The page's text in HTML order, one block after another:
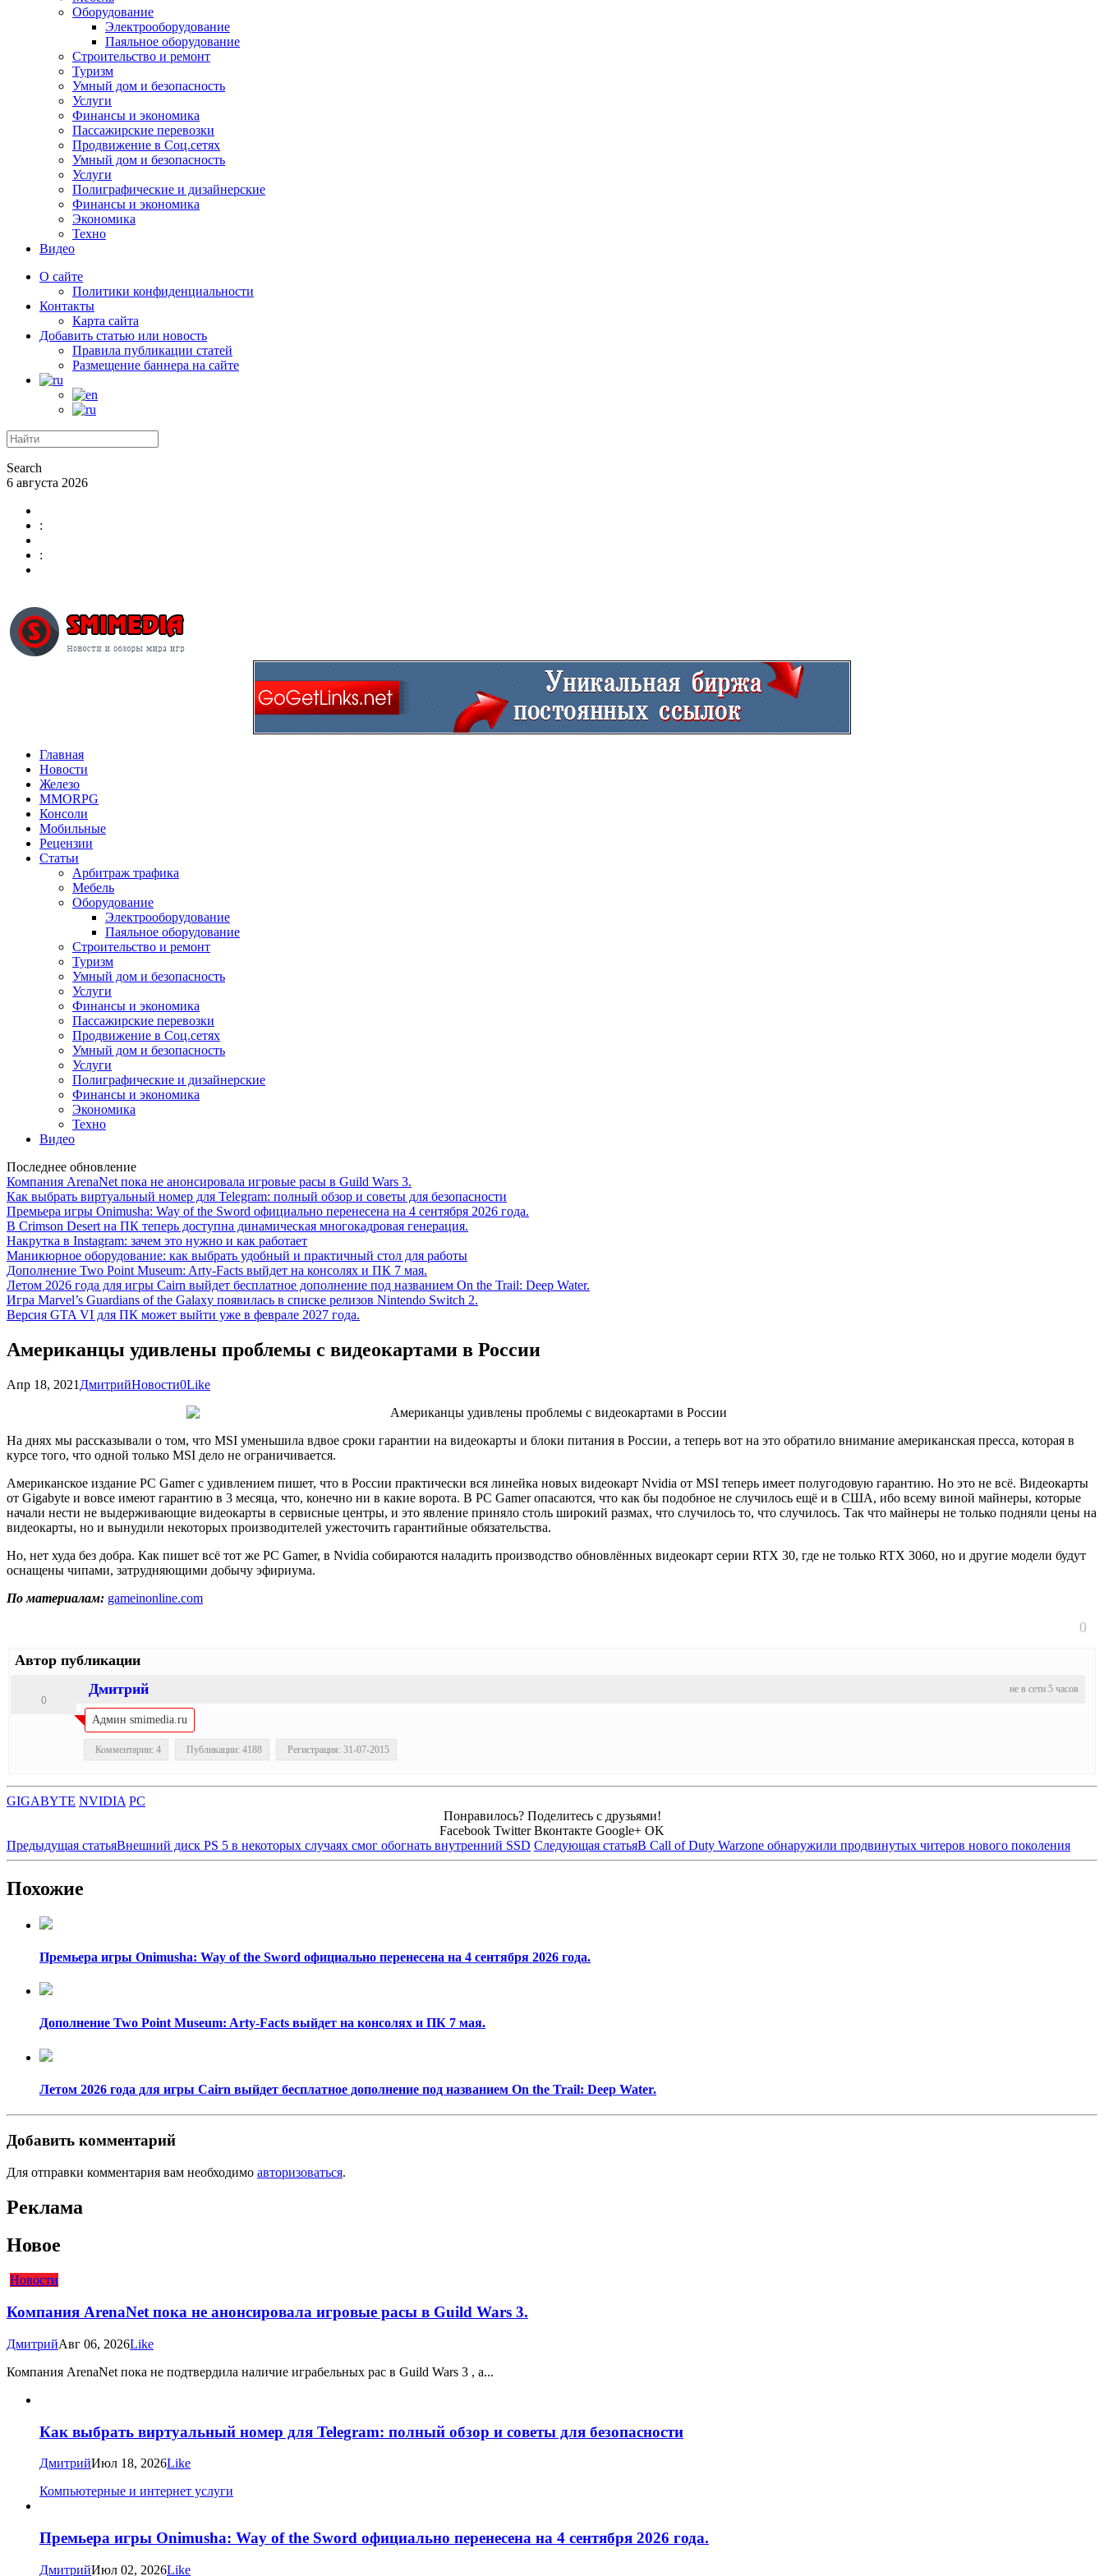
Оборудование
Электрооборудование
Паяльное оборудование
Строительство и ремонт
Туризм
Умный дом и безопасность
Услуги
Финансы и экономика
Пассажирские перевозки
Продвижение в Соц.сетях
Умный дом и безопасность
Услуги
Полиграфические и дизайнерские
Финансы и экономика
Экономика
Техно
Видео
О сайте
Политики конфиденциальности
Контакты
Карта сайта
Добавить статью или новость
Правила публикации статей
Размещение баннера на сайте
Search
6 августа 2026
:
:
Главная
Новости
Железо
MMORPG
Консоли
Мобильные
Рецензии
Статьи
Арбитраж трафика
Мебель
Оборудование
Электрооборудование
Паяльное оборудование
Строительство и ремонт
Туризм
Умный дом и безопасность
Услуги
Финансы и экономика
Пассажирские перевозки
Продвижение в Соц.сетях
Умный дом и безопасность
Услуги
Полиграфические и дизайнерские
Финансы и экономика
Экономика
Техно
Видео
Последнее обновление
Компания ArenaNet пока не анонсировала игровые расы в Guild Wars 3.
Как выбрать виртуальный номер для Telegram: полный обзор и советы для безопасности
Премьера игры Onimusha: Way of the Sword официально перенесена на 4 сентября 2026 года.
В Crimson Desert на ПК теперь доступна динамическая многокадровая генерация.
Накрутка в Instagram: зачем это нужно и как работает
Маникюрное оборудование: как выбрать удобный и практичный стол для работы
Дополнение Two Point Museum: Arty-Facts выйдет на консолях и ПК 7 мая.
Летом 2026 года для игры Cairn выйдет бесплатное дополнение под названием On the Trail: Deep Water.
Игра Marvel’s Guardians of the Galaxy появилась в списке релизов Nintendo Switch 2.
Версия GTA VI для ПК может выйти уже в феврале 2027 года.
Американцы удивлены проблемы с видеокартами в России
Апр 18, 2021 ДмитрийНовости0Like
На днях мы рассказывали о том, что MSI уменьшила вдвое сроки гарантии на видеокарты и блоки питания в России, а теперь вот на это обратило внимание американская пресса, которая в
курсе того, что одной только MSI дело не ограничивается.
Американское издание PC Gamer с удивлением пишет, что в России практически вся линейка новых видеокарт Nvidia от MSI теперь имеет полугодовую гарантию. Но это не всё. Видеокарты
от Gigabyte и вовсе имеют гарантию в 3 месяца, что, конечно ни в какие ворота. В PC Gamer опасаются, что как бы подобное не случилось ещё и в США, ибо всему виной майнеры, которые
начали нести не выдерживающие видеокарты в сервисные центры, и это явление приняло столь широкий размах, что случилось то, что случилось. Так что майнеры не только подняли цены на
видеокарты, но и вынудили некоторых производителей ужесточить гарантийные обязательства.
Но, нет худа без добра. Как пишет всё тот же PC Gamer, в Nvidia собираются наладить производство обновлённых видеокарт серии RTX 30, где не только RTX 3060, но и другие модели будут
оснащены чипами, затрудняющими добычу эфириума.
По материалам: gameinonline.com
0
Автор публикации
не в сети 5 часов
Дмитрий
0
Админ smimedia.ru
Комментарии: 4 Публикации: 4188 Регистрация: 31-07-2015
GIGABYTE NVIDIA PC
Понравилось? Поделитесь с друзьями!
Facebook Twitter Вконтакте Google+ OK
Предыдущая статьяВнешний диск PS 5 в некоторых случаях смог обогнать внутренний SSD Следующая статьяВ Call of Duty Warzone обнаружили продвинутых читеров нового поколения
Похожие
Премьера игры Onimusha: Way of the Sword официально перенесена на 4 сентября 2026 года.
Дополнение Two Point Museum: Arty-Facts выйдет на консолях и ПК 7 мая.
Летом 2026 года для игры Cairn выйдет бесплатное дополнение под названием On the Trail: Deep Water.
Добавить комментарий
Для отправки комментария вам необходимо авторизоваться.
Реклама
Новое
Новости
Компания ArenaNet пока не анонсировала игровые расы в Guild Wars 3.
ДмитрийАвг 06, 2026Like
Компания ArenaNet пока не подтвердила наличие играбельных рас в Guild Wars 3 , а...
Как выбрать виртуальный номер для Telegram: полный обзор и советы для безопасности
ДмитрийИюл 18, 2026Like
Компьютерные и интернет услуги
Премьера игры Onimusha: Way of the Sword официально перенесена на 4 сентября 2026 года.
ДмитрийИюл 02, 2026Like